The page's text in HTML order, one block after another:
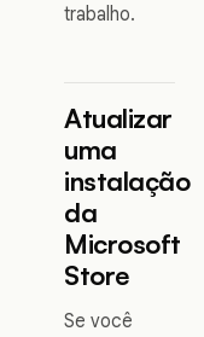
trabalho.
Atualizar
uma
instalação
da
Microsoft
Store
Se você